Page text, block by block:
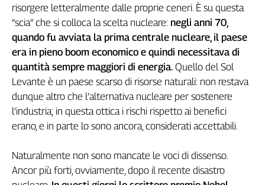
Sassolino
Linea
Economica
Tech
Easy
Inserti
Diffusa
Le
trasmissioni
risorgere letteralmente dalle proprie ceneri. È su questa
“scia” che si colloca la scelta nucleare: negli anni 70,
quando fu avviata la prima centrale nucleare, il paese
era in pieno boom economico e quindi necessitava di
quantità sempre maggiori di energia. Quello del Sol
Levante è un paese scarso di risorse naturali: non restava
dunque altro che l’alternativa nucleare per sostenere
l’industria; in questa ottica i rischi rispetto ai benefici
erano, e in parte lo sono ancora, considerati accettabili.
Naturalmente non sono mancate le voci di dissenso.
Ancor più forti, ovviamente, dopo il recente disastro